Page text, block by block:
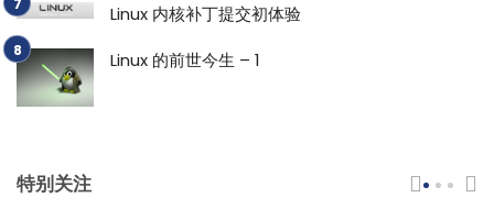
Linux 内核补丁提交初体验
Linux 的前世今生 – 1
特别关注